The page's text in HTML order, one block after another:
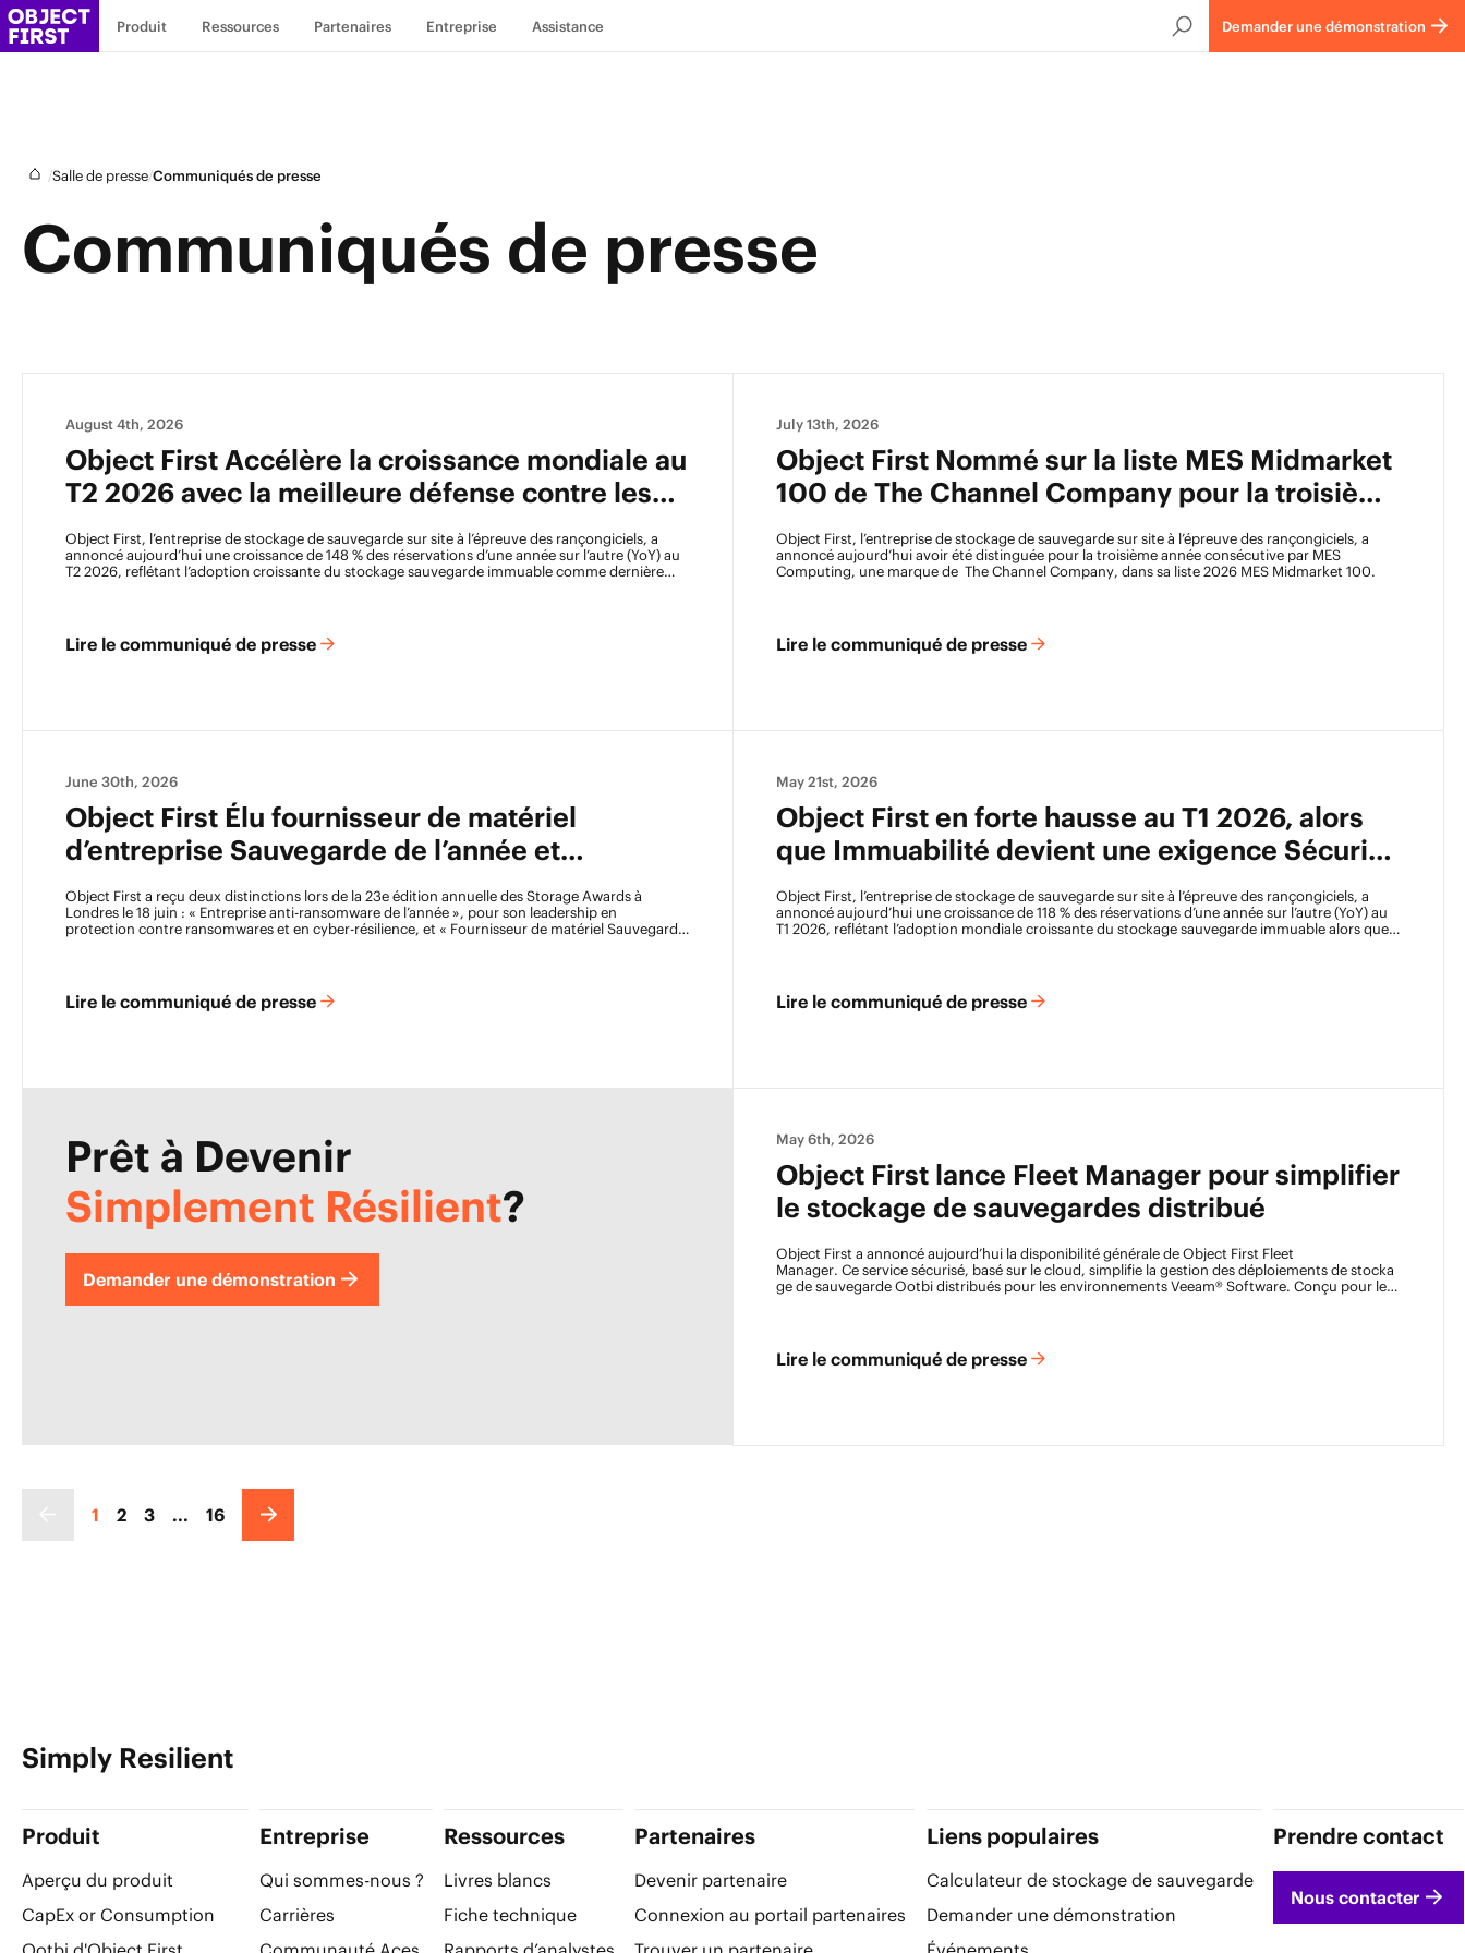
Produit Ressources Partenaires Entreprise Assistance Demander une démonstration
/Salle de presse/Communiqués de presse
Communiqués de presse
August 4th, 2026
Object First Accélère la croissance mondiale au
T2 2026 avec la meilleure défense contre les
rançongiciels
Object First, l’entreprise de stockage de sauvegarde sur site à l’épreuve des rançongiciels, a
annoncé aujourd’hui une croissance de 148 % des réservations d’une année sur l’autre (YoY) au
T2 2026, reflétant l’adoption croissante du stockage sauvegarde immuable comme dernière
Lire le communiqué de presse
July 13th, 2026
Object First Nommé sur la liste MES Midmarket
100 de The Channel Company pour la troisième
année consécutive
Object First, l’entreprise de stockage de sauvegarde sur site à l’épreuve des rançongiciels, a
annoncé aujourd’hui avoir été distinguée pour la troisième année consécutive par MES
Computing, une marque de The Channel Company, dans sa liste 2026 MES Midmarket 100.
Lire le communiqué de presse
June 30th, 2026
Object First Élu fournisseur de matériel
d’entreprise Sauvegarde de l’année et
entreprise de l’année en matière de
rançongiciels aux Storage Awards 2026
Object First a reçu deux distinctions lors de la 23e édition annuelle desStorage Awardsà
Londres le 18 juin : « Entreprise anti-ransomware de l’année », pour son leadership en
protection contre ransomwares et en cyber-résilience, et « Fournisseur de matériel Sauvegarde
Lire le communiqué de presse
May 21st, 2026
Object First en forte hausse au T1 2026, alors
que Immuabilité devient une exigence Sécurité
pour Sauvegarde
Object First, l’entreprise de stockage de sauvegarde sur site à l’épreuve des rançongiciels, a
annoncé aujourd’hui une croissance de 118 % des réservations d’une année sur l’autre (YoY) au
T1 2026, reflétant l’adoption mondiale croissante du stockage sauvegarde immuable alors que
Lire le communiqué de presse
Prêt à Devenir
Simplement Résilient?
Demander une démonstration
May 6th, 2026
Object First lance Fleet Manager pour simplifier
le stockage de sauvegardes distribué
Object First a annoncé aujourd’hui la disponibilité générale de Object First Fleet
Manager. Ce service sécurisé, basé sur le cloud, simplifie la gestion des déploiements de stocka
ge de sauvegardeOotbidistribués pour les environnementsVeeam® Software. Conçu pour les
ntaire.
Lire le communiqué de presse
1 2 3 ... 16
Simply Resilient
Produit
Aperçu du produit
CapEx or Consumption
Entreprise
Qui sommes-nous ?
Carrières
Ressources
Livres blancs
Fiche technique
Partenaires
Devenir partenaire
Connexion au portail partenaires
Liens populaires
Calculateur de stockage de sauvegarde
Demander une démonstration
Prendre contact
Nous contacter